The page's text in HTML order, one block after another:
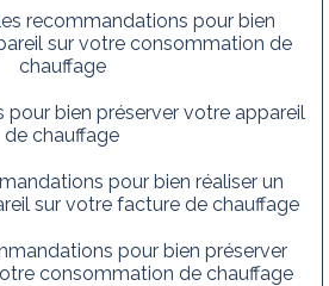
recommandations pour bien
sur votre consommation de
chauffage
pour bien préserver votre appareil
de chauffage
pour bien réaliser un
sur votre facture de chauffage
pour bien préserver
consommation de chauffage